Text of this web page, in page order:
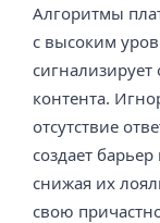
Алгоритмы
с высоким
сигнализирует
контента.
отсутствие
создает
снижая их
свою